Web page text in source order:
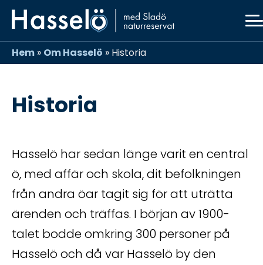
Skip
navigation
Skip
content
Skip
sidebar
Skip
Hem » Om Hasselö » Historia
Historia
Hasselö har sedan länge varit en central
ö, med affär och skola, dit befolkningen
från andra öar tagit sig för att uträtta
ärenden och träffas. I början av 1900-
talet bodde omkring 300 personer på
Hasselö och då var Hasselö by den